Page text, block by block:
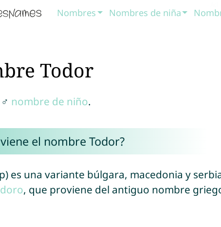
Nombres Nombres de niña
Todor
nombre de niño.
el nombre Todor?
es una variante búlgara, macedonia y
, que proviene del antiguo nombre